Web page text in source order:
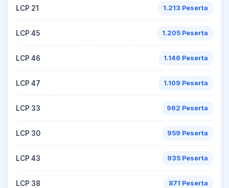
LCP 21 1.213 Peserta
LCP 45 1.205 Peserta
LCP 46 1.146 Peserta
LCP 47 1.109 Peserta
LCP 33 962 Peserta
LCP 30 959 Peserta
LCP 43 935 Peserta
LCP 38 871 Peserta